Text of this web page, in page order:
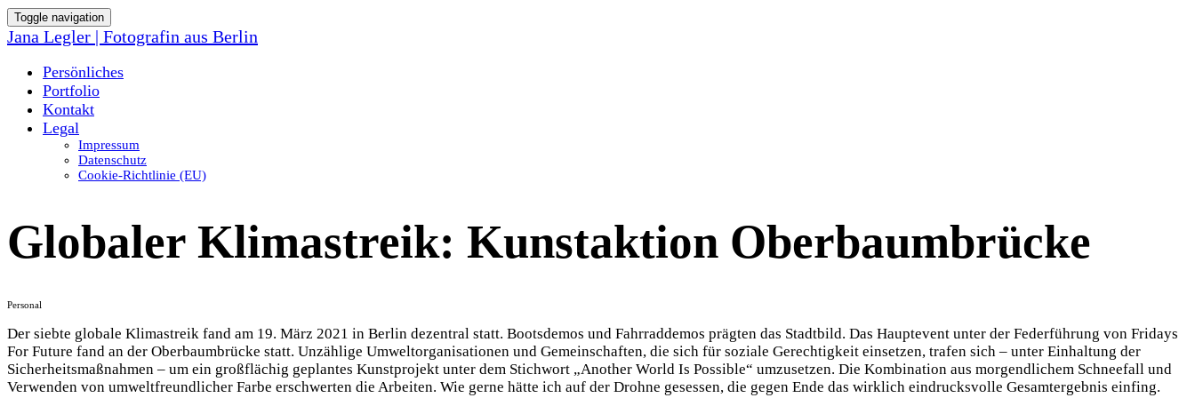
Toggle navigation
Jana Legler | Fotografin aus Berlin
Persönliches
Portfolio
Kontakt
Legal
Impressum
Datenschutz
Cookie-Richtlinie (EU)
Globaler Klimastreik: Kunstaktion Oberbaumbrücke
Personal
Der siebte globale Klimastreik fand am 19. März 2021 in Berlin dezentral statt. Bootsdemos und Fahrraddemos prägten das Stadtbild. Das Hauptevent unter der Federführung von Fridays
For Future fand an der Oberbaumbrücke statt. Unzählige Umweltorganisationen und Gemeinschaften, die sich für soziale Gerechtigkeit einsetzen, trafen sich – unter Einhaltung der
Sicherheitsmaßnahmen – um ein großflächig geplantes Kunstprojekt unter dem Stichwort „Another World Is Possible“ umzusetzen. Die Kombination aus morgendlichem Schneefall und
Verwenden von umweltfreundlicher Farbe erschwerten die Arbeiten. Wie gerne hätte ich auf der Drohne gesessen, die gegen Ende das wirklich eindrucksvolle Gesamtergebnis einfing.